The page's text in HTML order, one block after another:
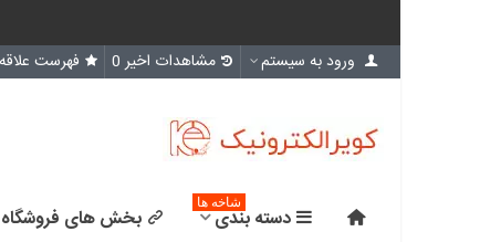
ورود به سیستم مشاهدات اخیر 0 فهرست
دسته بندی
شاخه ها
بخش های فروشگاه